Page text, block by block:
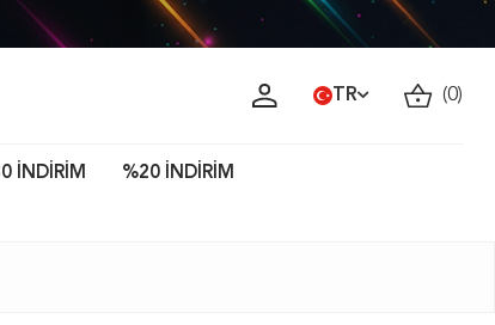
TR (0)
İNDİRİM %20 İNDİRİM